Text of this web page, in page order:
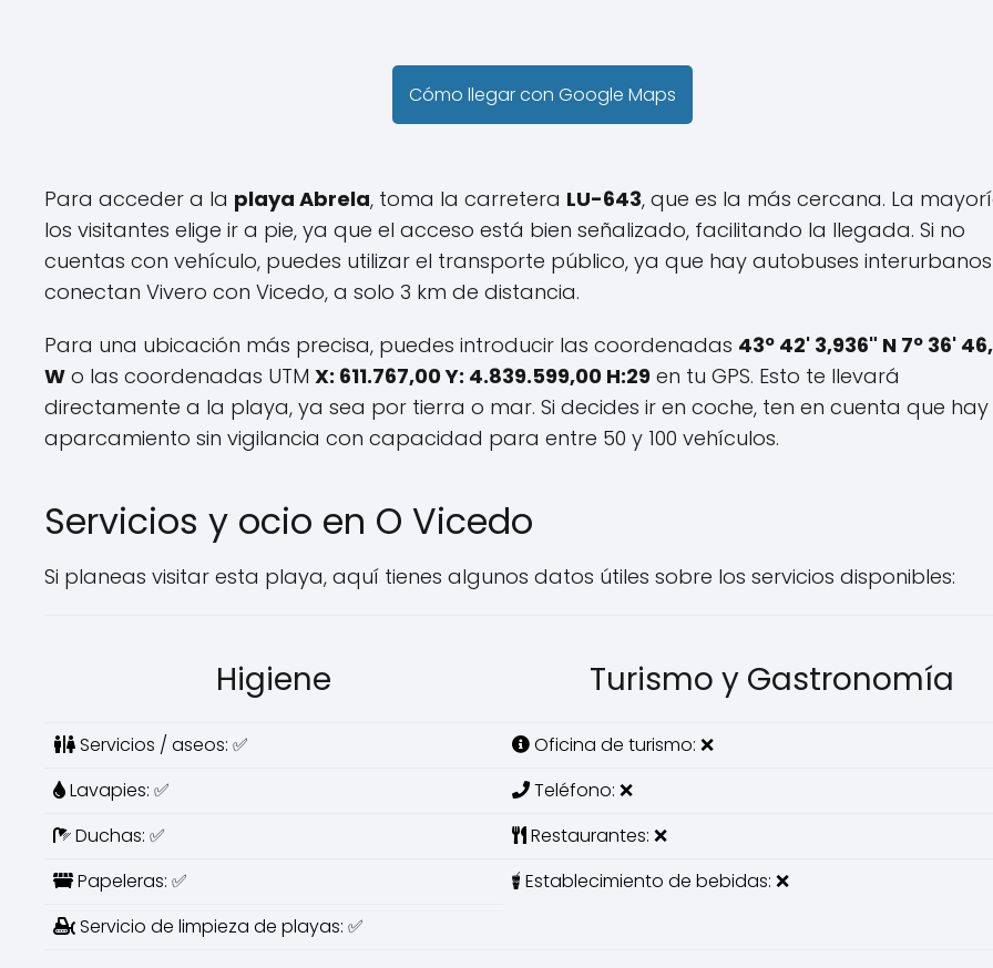
Cómo llegar con Google Maps
Para acceder a la playa Abrela, toma la carretera LU-643, que es la más cercana. La
los visitantes elige ir a pie, ya que el acceso está bien señalizado, facilitando la llegada. Si no
cuentas con vehículo, puedes utilizar el transporte público, ya que hay autobuses
conectan Vivero con Vicedo, a solo 3 km de distancia.
Para una ubicación más precisa, puedes introducir las coordenadas 43º 42' 3,936" N 7º 36'
W o las coordenadas UTM X: 611.767,00 Y: 4.839.599,00 H:29 en tu GPS. Esto te llevará
directamente a la playa, ya sea por tierra o mar. Si decides ir en coche, ten en cuenta que hay
aparcamiento sin vigilancia con capacidad para entre 50 y 100 vehículos.
Servicios y ocio en O Vicedo
Si planeas visitar esta playa, aquí tienes algunos datos útiles sobre los servicios disponibles:
Higiene Turismo y Gastronomía
Servicios / aseos: ✅
Oficina de turismo: ❌
Lavapies: ✅
Teléfono: ❌
Duchas: ✅
Restaurantes: ❌
Papeleras: ✅
Establecimiento de bebidas: ❌
Servicio de limpieza de playas: ✅